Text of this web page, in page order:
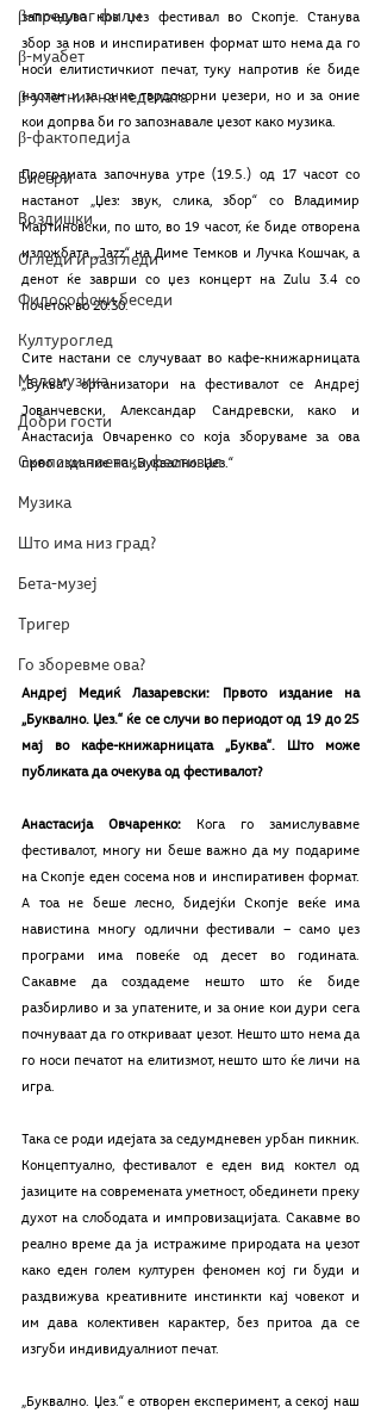
β-предлог филм
β-муабет
β-уметник на неделата
β-фактопедија
Бисери
Воздишки
Огледи и разгледи
Философски беседи
Културоглед
Мелемузика
Добри гости
Скопски поетски фестивал
Музика
Што има низ град?
Бета-музеј
Тригер
Го зборевме ова?
започнува нов џез фестивал во Скопје. Станува
збор за нов и инспиративен формат што нема да го
носи елитистичкиот печат, туку напротив ќе биде
настан и за оние тврдокорни џезери, но и за оние
кои допрва би го запознавале џезот како музика.
Програмата започнува утре (19.5.) од 17 часот со
настанот „Џез: звук, слика, збор“ со Владимир
Мартиновски, по што, во 19 часот, ќе биде отворена
изложбата „Jazz“ на Диме Темков и Лучка Кошчак, а
денот ќе заврши со џез концерт на Zulu 3.4 со
почеток во 20:30.
Сите настани се случуваат во кафе-книжарницата
„Буква“, организатори на фестивалот се Андреј
Јованчевски, Александар Сандревски, како и
Анастасија Овчаренко со која зборуваме за ова
прво издание на „Буквално. Џез.“
Андреј Медиќ Лазаревски: Првото издание на
„Буквално. Џез.“ ќе се случи во периодот од 19 до 25
мај во кафе-книжарницата „Буква“. Што може
публиката да очекува од фестивалот?
Анастасија Овчаренко:
Кога го замислувавме
фестивалот, многу ни беше важно да му подариме
на Скопје еден сосема нов и инспиративен формат.
А тоа не беше лесно, бидејќи Скопје веќе има
навистина многу одлични фестивали — само џез
програми има повеќе од десет во годината.
Сакавме да создадеме нешто што ќе биде
разбирливо и за упатените, и за оние кои дури сега
почнуваат да го откриваат џезот. Нешто што нема да
го носи печатот на елитизмот, нешто што ќе личи на
игра.
Така се роди идејата за седумдневен урбан пикник.
Концептуално, фестивалот е еден вид коктел од
јазиците на современата уметност, обединети преку
духот на слободата и импровизацијата. Сакавме во
реално време да ја истражиме природата на џезот
како еден голем културен феномен кој ги буди и
раздвижува креативните инстинкти кај човекот и
им дава колективен карактер, без притоа да се
изгуби индивидуалниот печат.
„Буквално. Џез.“ е отворен експеримент, а секој наш